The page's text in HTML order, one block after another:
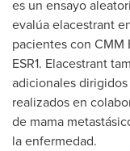
es un ensayo
evalúa elacestrant
pacientes con CMM
ESR1. Elacestrant
adicionales
realizados en
de mama
la enfermedad.